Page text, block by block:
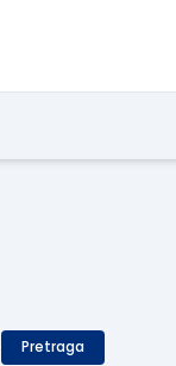
Pretraga